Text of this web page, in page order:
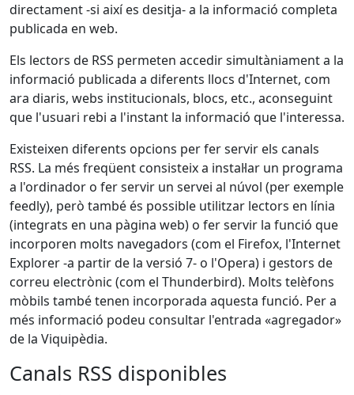
directament -si així es desitja- a la informació completa
publicada en web.
Els lectors de RSS permeten accedir simultàniament a la
informació publicada a diferents llocs d'Internet, com
ara diaris, webs institucionals, blocs, etc., aconseguint
que l'usuari rebi a l'instant la informació que l'interessa.
Existeixen diferents opcions per fer servir els canals
RSS. La més freqüent consisteix a instal·lar un programa
a l'ordinador o fer servir un servei al núvol (per exemple
feedly), però també és possible utilitzar lectors en línia
(integrats en una pàgina web) o fer servir la funció que
incorporen molts navegadors (com el Firefox, l'Internet
Explorer -a partir de la versió 7- o l'Opera) i gestors de
correu electrònic (com el Thunderbird). Molts telèfons
mòbils també tenen incorporada aquesta funció. Per a
més informació podeu consultar l'entrada «agregador»
de la Viquipèdia.
Canals RSS disponibles